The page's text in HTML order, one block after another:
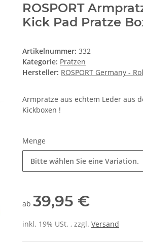
ROSPORT
Kick Pad Pratze
Artikelnummer: 332
Kategorie: Pratzen
Hersteller: ROSPORT Germany -
Armpratze aus echtem Leder aus
Kickboxen !
Menge
Bitte wählen Sie eine Variation.
ab 39,95 €
inkl. 19% USt. , zzgl. Versand